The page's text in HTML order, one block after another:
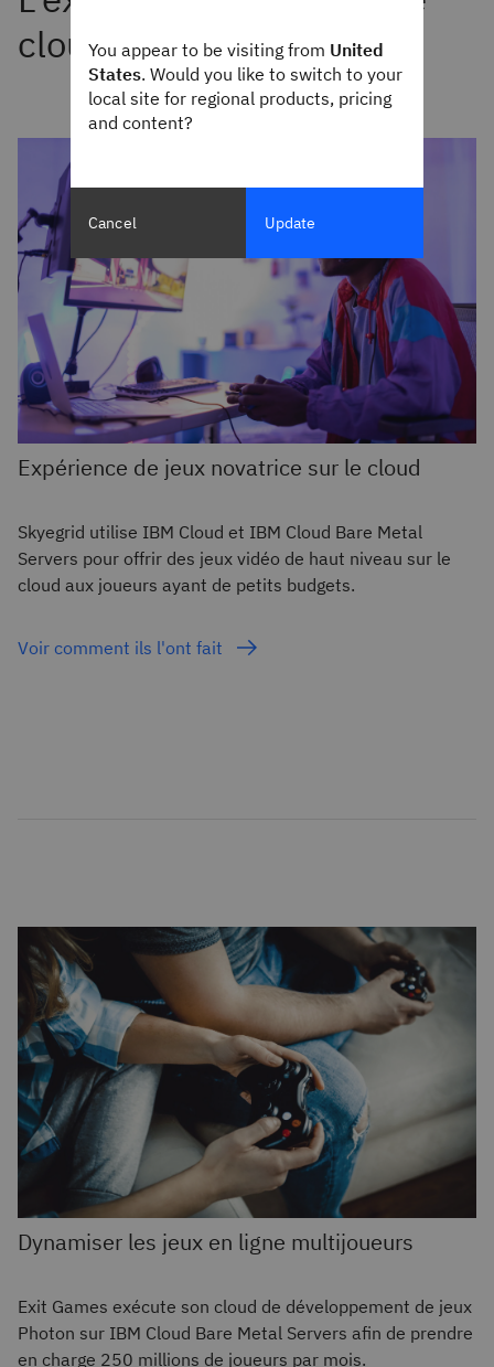
Expérience de jeux novatrice sur le cloud
Skyegrid utilise IBM Cloud et IBM Cloud Bare Metal
Servers pour offrir des jeux vidéo de haut niveau sur le
cloud aux joueurs ayant de petits budgets.
Voir comment ils l'ont fait
Dynamiser les jeux en ligne multijoueurs
Exit Games exécute son cloud de développement de jeux
Photon sur IBM Cloud Bare Metal Servers afin de prendre
en charge 250 millions de joueurs par mois.
You appear to be visiting from United
States. Would you like to switch to your
local site for regional products, pricing
and content?
Cancel Update